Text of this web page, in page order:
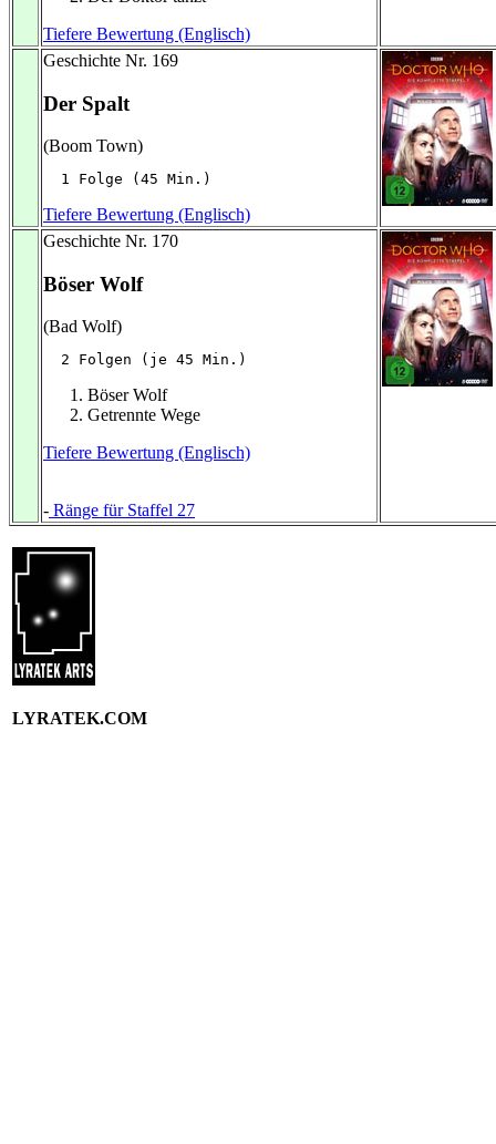
Tiefere Bewertung (Englisch)
Geschichte Nr. 169
Der Spalt
(Boom Town)
  1 Folge (45 Min.)
Tiefere Bewertung (Englisch)
Geschichte Nr. 170
Böser Wolf
(Bad Wolf)
  2 Folgen (je 45 Min.)
Böser Wolf
Getrennte Wege
Tiefere Bewertung (Englisch)
- Ränge für Staffel 27
LYRATEK.COM